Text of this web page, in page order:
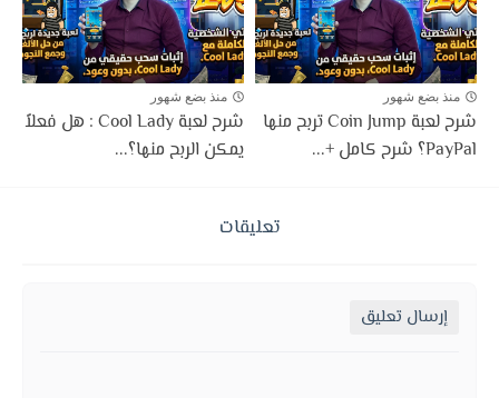
منذ بضع شهور
شرح لعبة Coin Jump تربح منها
PayPal؟ شرح كامل +...
منذ بضع شهور
شرح لعبة Cool Lady : هل فعلاً
يمكن الربح منها؟...
تعليقات
إرسال تعليق